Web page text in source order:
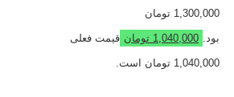
1,300,000 تومان
بود. 1,040,000 تومان قیمت فعلی
1,040,000 تومان است.